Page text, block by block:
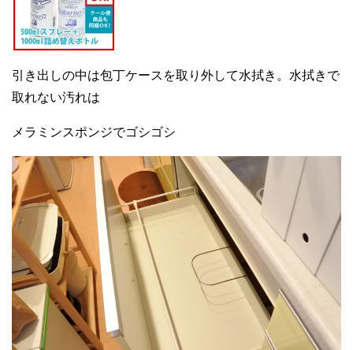
引き出しの中は包丁ケースを取り外して水拭き。水拭きで
取れない汚れは
メラミンスポンジでゴシゴシ